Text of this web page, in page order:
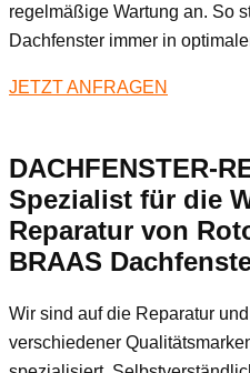
regelmäßige Wartung an. So
Dachfenster immer in
JETZT ANFRAGEN
DACHFENSTER-
Spezialist für die
Reparatur von
BRAAS
Wir sind auf die Reparatur
verschiedener